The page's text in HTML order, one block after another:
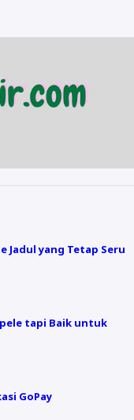
Jadul yang Tetap Seru
tapi Baik untuk
GoPay